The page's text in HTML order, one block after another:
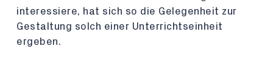
interessiere, hat sich so die Gelegenheit zur
Gestaltung solch einer Unterrichtseinheit
ergeben.